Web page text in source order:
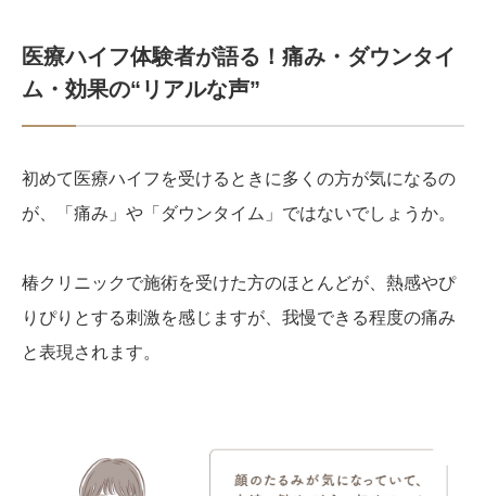
医療ハイフ体験者が語る！痛み・ダウンタイ
ム・効果の“リアルな声”
初めて医療ハイフを受けるときに多くの方が気になるの
が、「痛み」や「ダウンタイム」ではないでしょうか。
椿クリニックで施術を受けた方のほとんどが、熱感やぴ
りぴりとする刺激を感じますが、我慢できる程度の痛み
と表現されます。